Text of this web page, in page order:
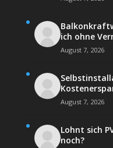
ich ohne
August 7, 2026
August 7, 2026
Lohnt sich
noch?